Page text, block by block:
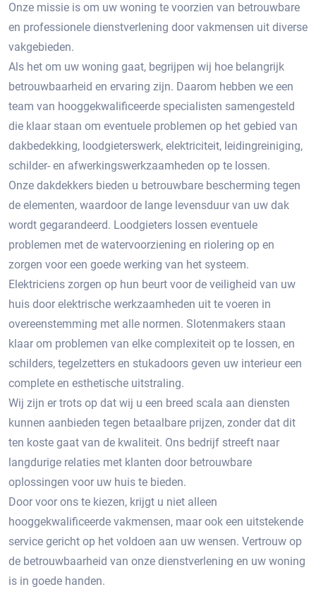
Onze missie is om uw woning te voorzien van betrouwbare
en professionele dienstverlening door vakmensen uit diverse
vakgebieden.
Als het om uw woning gaat, begrijpen wij hoe belangrijk
betrouwbaarheid en ervaring zijn. Daarom hebben we een
team van hooggekwalificeerde specialisten samengesteld
die klaar staan om eventuele problemen op het gebied van
dakbedekking, loodgieterswerk, elektriciteit, leidingreiniging,
schilder- en afwerkingswerkzaamheden op te lossen.
Onze dakdekkers bieden u betrouwbare bescherming tegen
de elementen, waardoor de lange levensduur van uw dak
wordt gegarandeerd. Loodgieters lossen eventuele
problemen met de watervoorziening en riolering op en
zorgen voor een goede werking van het systeem.
Elektriciens zorgen op hun beurt voor de veiligheid van uw
huis door elektrische werkzaamheden uit te voeren in
overeenstemming met alle normen. Slotenmakers staan ​​
klaar om problemen van elke complexiteit op te lossen, en
schilders, tegelzetters en stukadoors geven uw interieur een
complete en esthetische uitstraling.
Wij zijn er trots op dat wij u een breed scala aan diensten
kunnen aanbieden tegen betaalbare prijzen, zonder dat dit
ten koste gaat van de kwaliteit. Ons bedrijf streeft naar
langdurige relaties met klanten door betrouwbare
oplossingen voor uw huis te bieden.
Door voor ons te kiezen, krijgt u niet alleen
hooggekwalificeerde vakmensen, maar ook een uitstekende
service gericht op het voldoen aan uw wensen. Vertrouw op
de betrouwbaarheid van onze dienstverlening en uw woning
is in goede handen.